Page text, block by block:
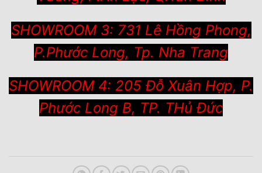
SHOWROOM 3: 731 Lê Hồng Phong,
P.Phước Long, Tp. Nha Trang
SHOWROOM 4: 205 Đỗ Xuân Hợp, P.
Phước Long B, TP. THủ Đức